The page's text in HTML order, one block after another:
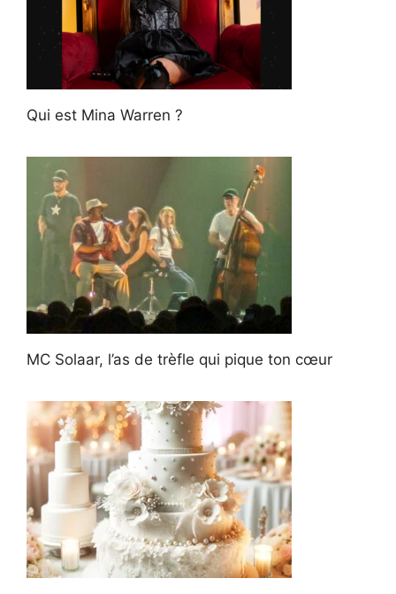
Qui est Mina Warren ?
MC Solaar, l’as de trèfle qui pique ton cœur